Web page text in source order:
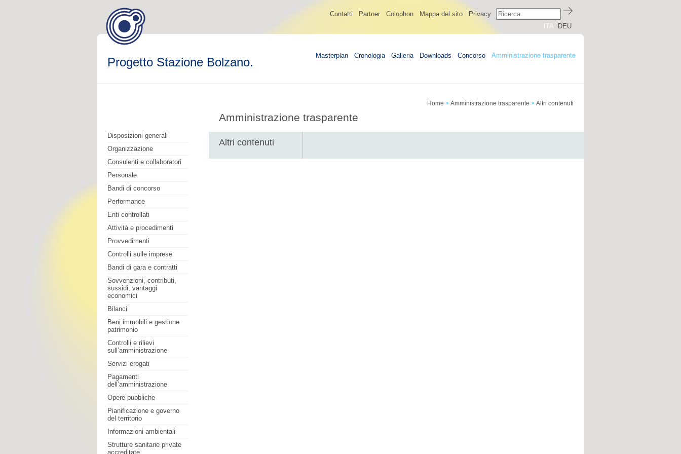
Contatti Partner Colophon Mappa del sito
Privacy
ITA
DEU
Progetto Stazione Bolzano. Masterplan Cronologia Galleria Downloads Concorso Amministrazione trasparente
Disposizioni generali
Organizzazione
Consulenti e collaboratori
Personale
Bandi di concorso
Performance
Enti controllati
Attività e procedimenti
Provvedimenti
Controlli sulle imprese
Bandi di gara e contratti
Sovvenzioni, contributi,
sussidi, vantaggi
economici
Bilanci
Beni immobili e gestione
patrimonio
Controlli e rilievi
sull’amministrazione
Servizi erogati
Pagamenti
dell’amministrazione
Opere pubbliche
Pianificazione e governo
del territorio
Informazioni ambientali
Strutture sanitarie private
accreditate
Home > Amministrazione trasparente > Altri contenuti
Amministrazione trasparente
Altri contenuti